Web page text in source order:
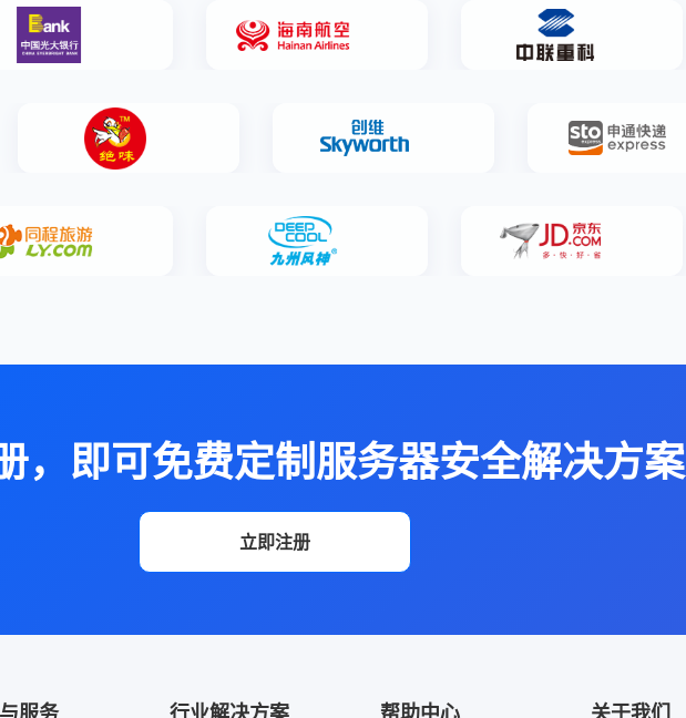
，即可免费定制服务器安全解决方案
立即注册